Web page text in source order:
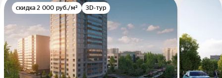
скидка 2 000 руб./м² 3D-тур